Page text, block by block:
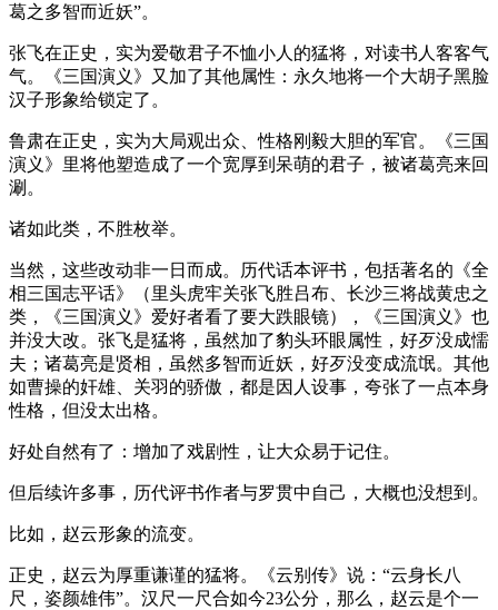
葛之多智而近妖”。
张飞在正史，实为爱敬君子不恤小人的猛将，对读书人客客气
气。《三国演义》又加了其他属性：永久地将一个大胡子黑脸
汉子形象给锁定了。
鲁肃在正史，实为大局观出众、性格刚毅大胆的军官。《三国
演义》里将他塑造成了一个宽厚到呆萌的君子，被诸葛亮来回
涮。
诸如此类，不胜枚举。
当然，这些改动非一日而成。历代话本评书，包括著名的《全
相三国志平话》（里头虎牢关张飞胜吕布、长沙三将战黄忠之
类，《三国演义》爱好者看了要大跌眼镜），《三国演义》也
并没大改。张飞是猛将，虽然加了豹头环眼属性，好歹没成懦
夫；诸葛亮是贤相，虽然多智而近妖，好歹没变成流氓。其他
如曹操的奸雄、关羽的骄傲，都是因人设事，夸张了一点本身
性格，但没太出格。
好处自然有了：增加了戏剧性，让大众易于记住。
但后续许多事，历代评书作者与罗贯中自己，大概也没想到。
比如，赵云形象的流变。
正史，赵云为厚重谦谨的猛将。《云别传》说：“云身长八
尺，姿颜雄伟”。汉尺一尺合如今23公分，那么，赵云是个一